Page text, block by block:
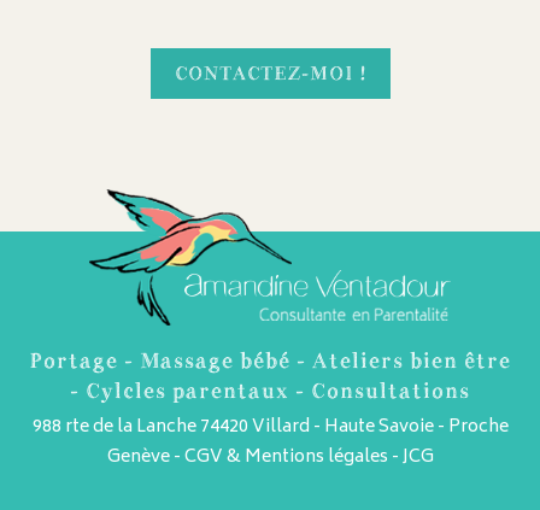
CONTACTEZ-MOI !
Portage - Massage bébé - Ateliers bien être
- Cylcles parentaux - Consultations
988 rte de la Lanche 74420 Villard - Haute Savoie - Proche
Genève -CGV & Mentions légales -JCG